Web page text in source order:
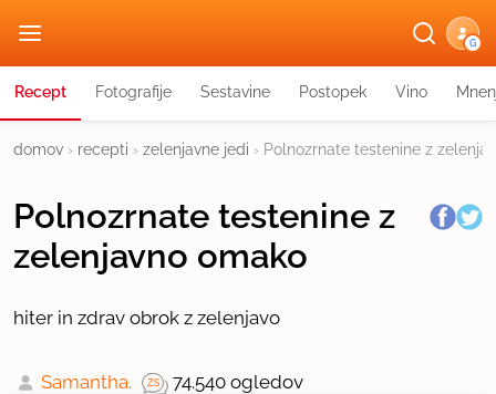
G
Recept Fotografije Sestavine Postopek Vino
domov › recepti › zelenjavne jedi › Polnozrnate testenine z
Polnozrnate testenine z
zelenjavno omako
hiter in zdrav obrok z zelenjavo
Samantha. 74.540 ogledov